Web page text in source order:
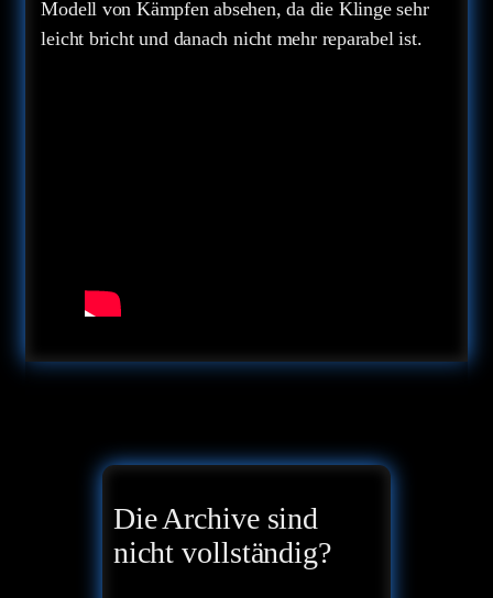
Modell von Kämpfen absehen, da die Klinge sehr
leicht bricht und danach nicht mehr reparabel ist.
Die Archive sind
nicht vollständig?